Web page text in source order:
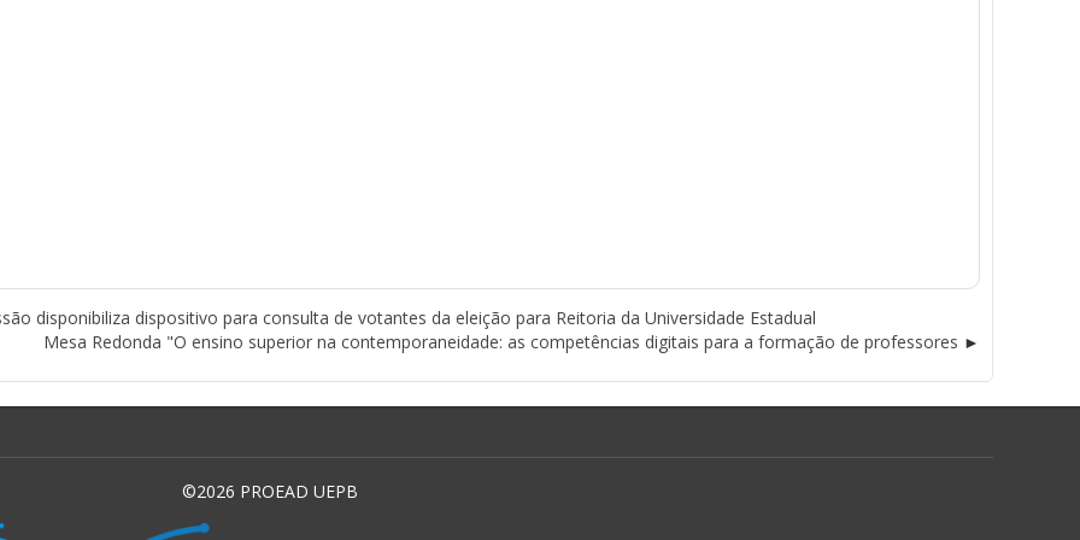
disponibiliza dispositivo para consulta de votantes da eleição para Reitoria da Universidade Estadual
Mesa Redonda "O ensino superior na contemporaneidade: as competências digitais para a formação de professores
©2026 PROEAD UEPB